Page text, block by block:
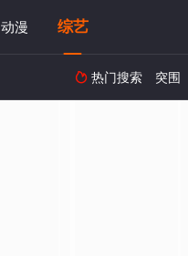
动漫 综艺
 热门搜索 突围